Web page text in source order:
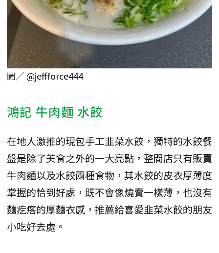
圖／@jeffforce444
鴻記 牛肉麵 水餃
在地人激推的現包手工韭菜水餃，獨特的水餃餐
盤是除了美食之外的一大亮點，整間店只有販賣
牛肉麵以及水餃兩種食物，其水餃的皮衣厚薄度
掌握的恰到好處，既不會像燒賣一樣薄，也沒有
麵疙瘩的厚麵衣感，推薦給喜愛韭菜水餃的朋友
小吃好去處。